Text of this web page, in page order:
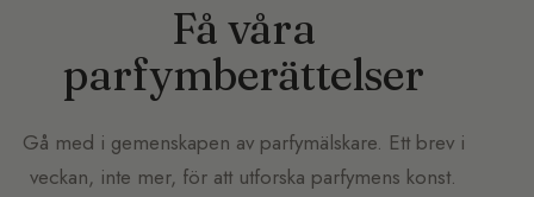
Få våra
parfymberättelser
Gå med i gemenskapen av parfymälskare. Ett brev i
veckan, inte mer, för att utforska parfymens konst.